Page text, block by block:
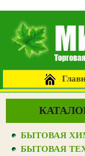
БЫТОВАЯ
БЫТОВАЯ